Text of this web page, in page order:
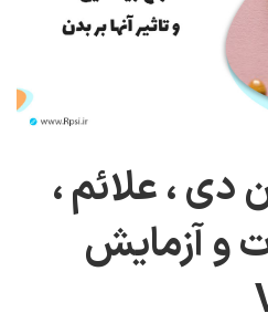
دی ، علائم ،
و آزمایش